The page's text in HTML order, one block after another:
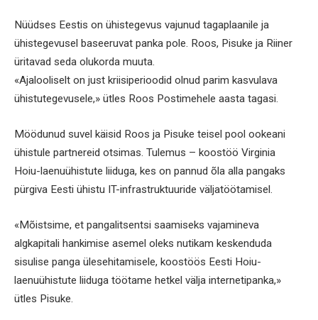
Nüüdses Eestis on ühistegevus vajunud tagaplaanile ja
ühistegevusel baseeruvat panka pole. Roos, Pisuke ja Riiner
üritavad seda olukorda muuta.
«Ajalooliselt on just kriisiperioodid olnud parim kasvulava
ühistutegevusele,» ütles Roos Postimehele aasta tagasi.
Möödunud suvel käisid Roos ja Pisuke teisel pool ookeani
ühistule partnereid otsimas. Tulemus – koostöö Virginia
Hoiu-laenuühistute liiduga, kes on pannud õla alla pangaks
pürgiva Eesti ühistu IT-infra­struktuuride väljatöötamisel.
«Mõistsime, et pangalitsentsi saamiseks vajamineva
algkapitali hankimise asemel oleks nutikam keskenduda
sisulise panga ülesehitamisele, koostöös Eesti Hoiu-
laenuühistute liiduga töötame hetkel välja internetipanka,»
ütles Pisuke.